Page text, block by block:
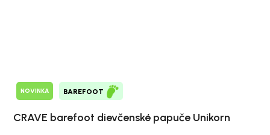
NOVINKA BAREFOOT
CRAVE barefoot dievčenské papuče Unikorn